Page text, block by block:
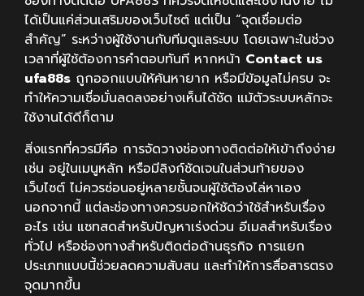
ได้เป็นแค่ส่วนเสริมของเว็บไซต์ แต่เป็น “จุดเชื่อมต่อ
สำคัญ” ระหว่างผู้ใช้งานกับทีมดูแลระบบ โดยเฉพาะในช่วง
เวลาที่ผู้ใช้ต้องการคำตอบทันที หากหน้า Contact us
ufa88s ถูกออกแบบให้ค้นหายาก หรือมีข้อมูลไม่ครบ จะ
ทำให้ความเชื่อมั่นลดลงอย่างเห็นได้ชัด แม้ตัวระบบหลักจะ
ใช้งานได้ดีก็ตาม
สิ่งแรกที่ควรมีคือ การจัดวางช่องทางติดต่อให้เข้าถึงง่าย
เช่น อยู่ในเมนูหลัก หรือมีลิงก์ชัดเจนในส่วนท้ายของ
เว็บไซต์ ไม่ควรซ่อนอยู่หลายชั้นจนผู้ใช้ต้องไล่หาเอง
นอกจากนี้ แต่ละช่องทางควรบอกให้ชัดว่าใช้สำหรับเรื่อง
อะไร เช่น แชทสดสำหรับปัญหาเร่งด่วน อีเมลสำหรับเรื่อง
ทั่วไป หรือช่องทางสำหรับติดต่อด้านธุรกิจ การแยก
ประเภทแบบนี้ช่วยลดความสับสน และทำให้การสื่อสารตรง
จุดมากขึ้น